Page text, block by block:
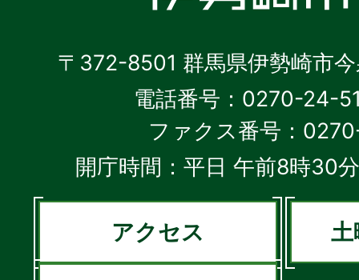
〒372-8501 群馬県伊勢崎市
電話番号：0270-24-
ファクス番号：
開庁時間：平日 午前8時30
アクセス 土